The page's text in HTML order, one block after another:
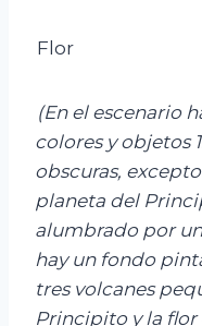
Flor
(En el escenario
colores y objetos
obscuras,
planeta del
alumbrado por
hay un fondo
tres volcanes
Principito y la flor